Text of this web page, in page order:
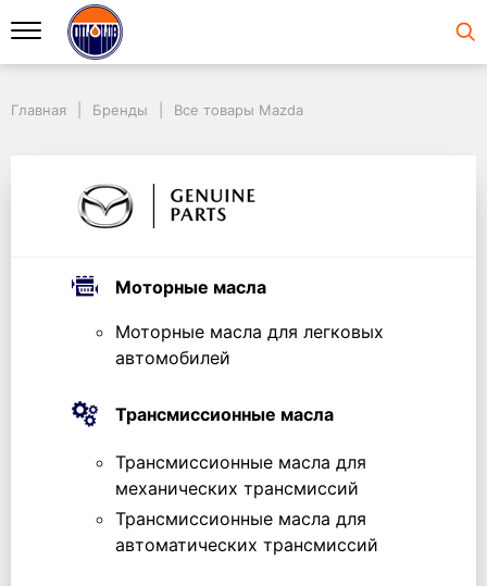
Главная Бренды Все товары Mazda
Моторные масла
Моторные масла для легковых
автомобилей
Трансмиссионные масла
Трансмиссионные масла для
механических трансмиссий
Трансмиссионные масла для
автоматических трансмиссий